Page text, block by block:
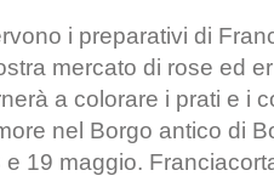
i preparativi di
mercato di rose ed
a colorare i prati e i
nel Borgo antico di
e 19 maggio.